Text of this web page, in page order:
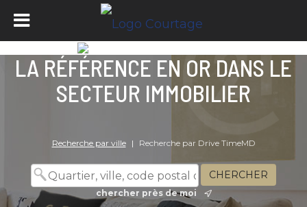
LA RÉFÉRENCE EN OR DANS LE
SECTEUR IMMOBILIER
Recherche par ville | Recherche par Drive TimeMD
chercher près de moi